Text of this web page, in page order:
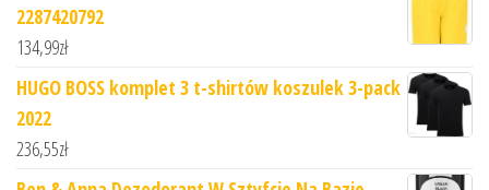
2287420792
134,99zł
HUGO BOSS komplet 3 t-shirtów koszulek 3-pack
2022
236,55zł